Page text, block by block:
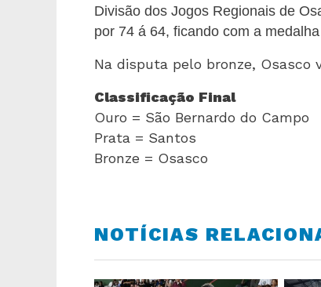
Divisão dos Jogos Regionais de
por 74 á 64, ficando com a
Na disputa pelo bronze, Osasco
Classificação Final
Ouro = São Bernardo do Campo
Prata = Santos
Bronze = Osasco
NOTÍCIAS